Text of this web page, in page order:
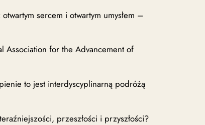
sercem i otwartym umysłem –
Association for the Advancement of
to jest interdyscyplinarną podróżą
przeszłości i przyszłości?